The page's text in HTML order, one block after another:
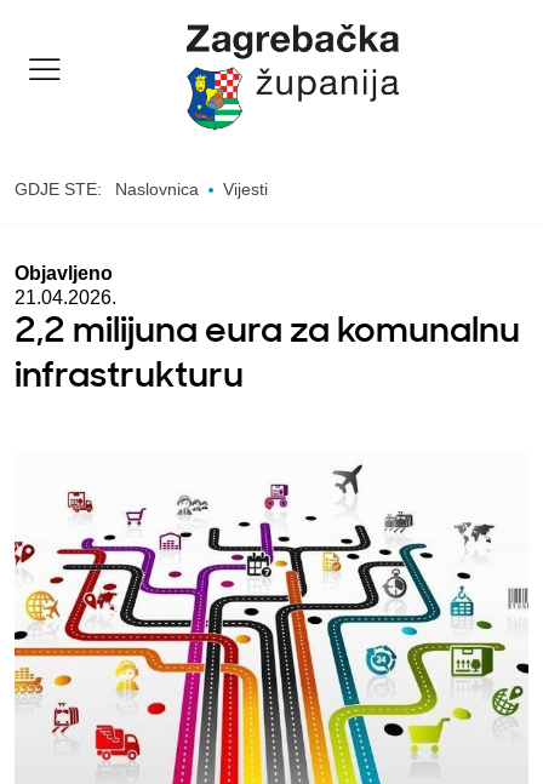
GDJE STE: Naslovnica Vijesti
Objavljeno
21.04.2026.
2,2 milijuna eura za komunalnu
infrastrukturu